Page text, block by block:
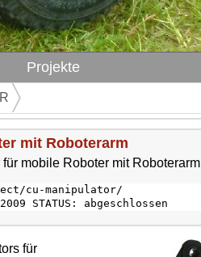
Projekte
mit Roboterarm
mobile Roboter mit Roboterarm
cu-manipulator/
STATUS: abgeschlossen
für